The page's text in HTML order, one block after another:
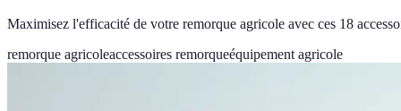
Maximisez l'efficacité de votre remorque agricole avec ces 18
remorque agricoleaccessoires remorqueéquipement agricole